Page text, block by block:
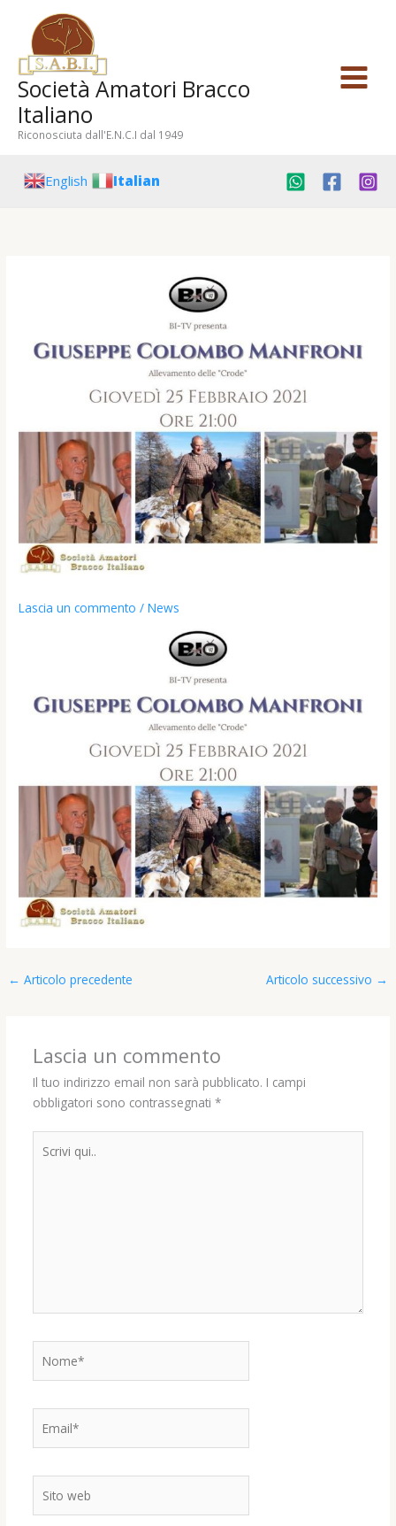
contenuto
Società Amatori Bracco
Italiano
Riconosciuta dall'E.N.C.I dal 1949
English Italian
Lascia un commento /News
← Articolo precedente Articolo successivo →
Lascia un commento
Il tuo indirizzo email non sarà pubblicato. I campi
obbligatori sono contrassegnati *
qui..
web